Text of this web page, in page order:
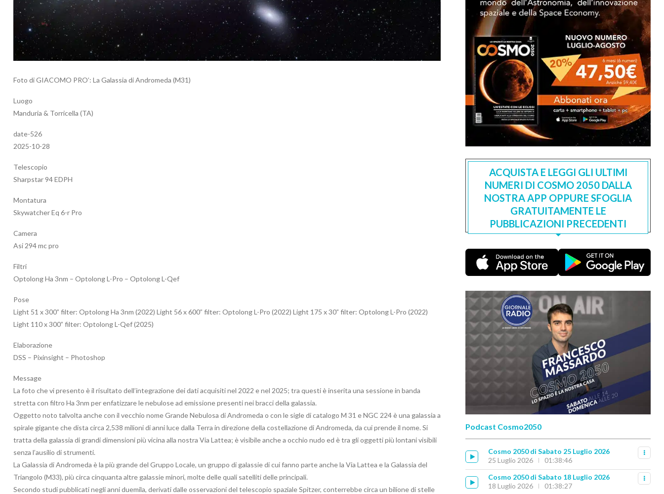
Foto di GIACOMO PRO’: La Galassia di Andromeda (M31)
Luogo
Manduria & Torricella (TA)
date-526
2025-10-28
Telescopio
Sharpstar 94 EDPH
Montatura
Skywatcher Eq 6-r Pro
Camera
Asi 294 mc pro
Filtri
Optolong Ha 3nm – Optolong L-Pro – Optolong L-Qef
Pose
Light 51 x 300” filter: Optolong Ha 3nm (2022) Light 56 x 600” filter: Optolong L-Pro (2022) Light 175 x 30” filter: Optolong L-Pro (2022)
Light 110 x 300” filter: Optolong L-Qef (2025)
Elaborazione
DSS – Pixinsight – Photoshop
Message
La foto che vi presento è il risultato dell’integrazione dei dati acquisiti nel 2022 e nel 2025; tra questi è inserita una sessione in banda
stretta con filtro Ha 3nm per enfatizzare le nebulose ad emissione presenti nei bracci della galassia.
Oggetto noto talvolta anche con il vecchio nome Grande Nebulosa di Andromeda o con le sigle di catalogo M 31 e NGC 224 è una galassia a
spirale gigante che dista circa 2,538 milioni di anni luce dalla Terra in direzione della costellazione di Andromeda, da cui prende il nome. Si
tratta della galassia di grandi dimensioni più vicina alla nostra Via Lattea; è visibile anche a occhio nudo ed è tra gli oggetti più lontani visibili
senza l’ausilio di strumenti.
La Galassia di Andromeda è la più grande del Gruppo Locale, un gruppo di galassie di cui fanno parte anche la Via Lattea e la Galassia del
Triangolo (M33), più circa cinquanta altre galassie minori, molte delle quali satelliti delle principali.
Secondo studi pubblicati negli anni duemila, derivati dalle osservazioni del telescopio spaziale Spitzer, conterrebbe circa un bilione di stelle
ACQUISTA E LEGGI GLI ULTIMI
NUMERI DI COSMO 2050 DALLA
NOSTRA APP OPPURE SFOGLIA
GRATUITAMENTE LE
PUBBLICAZIONI PRECEDENTI
Podcast Cosmo2050
Cosmo 2050 di Sabato 25 Luglio 2026
25 Luglio 2026
01:38:46
Cosmo 2050 di Sabato 18 Luglio 2026
18 Luglio 2026
01:38:27